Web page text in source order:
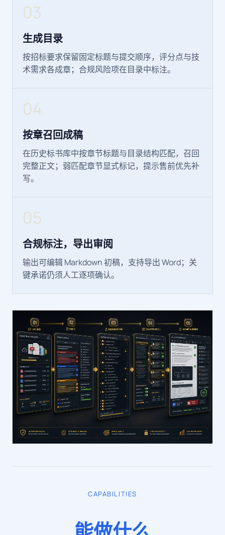
03
生成目录
按招标要求保留固定标题与提交顺序，评分点与技
术需求各成章；合规风险项在目录中标注。
04
按章召回成稿
在历史标书库中按章节标题与目录结构匹配，召回
完整正文；弱匹配章节显式标记，提示售前优先补
写。
05
合规标注，导出审阅
输出可编辑 Markdown 初稿，支持导出 Word；关
键承诺仍须人工逐项确认。
CAPABILITIES